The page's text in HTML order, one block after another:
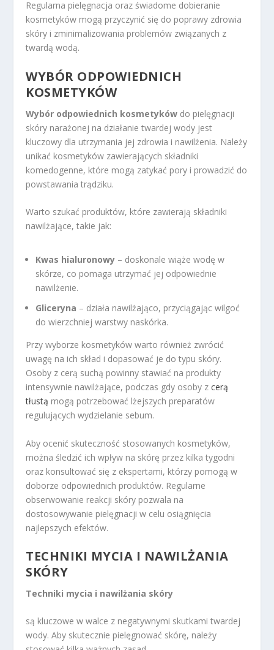
Regularna pielęgnacja oraz świadome dobieranie
kosmetyków mogą przyczynić się do poprawy zdrowia
skóry i zminimalizowania problemów związanych z
twardą wodą.
WYBÓR ODPOWIEDNICH
KOSMETYKÓW
Wybór odpowiednich kosmetyków do pielęgnacji
skóry narażonej na działanie twardej wody jest
kluczowy dla utrzymania jej zdrowia i nawilżenia. Należy
unikać kosmetyków zawierających składniki
komedogenne, które mogą zatykać pory i prowadzić do
powstawania trądziku.
Warto szukać produktów, które zawierają składniki
nawilżające, takie jak:
Kwas hialuronowy – doskonale wiąże wodę w
skórze, co pomaga utrzymać jej odpowiednie
nawilżenie.
Gliceryna – działa nawilżająco, przyciągając wilgoć
do wierzchniej warstwy naskórka.
Przy wyborze kosmetyków warto również zwrócić
uwagę na ich skład i dopasować je do typu skóry.
Osoby z cerą suchą powinny stawiać na produkty
intensywnie nawilżające, podczas gdy osoby zcerą
tłustą mogą potrzebować lżejszych preparatów
regulujących wydzielanie sebum.
Aby ocenić skuteczność stosowanych kosmetyków,
można śledzić ich wpływ na skórę przez kilka tygodni
oraz konsultować się z ekspertami, którzy pomogą w
doborze odpowiednich produktów. Regularne
obserwowanie reakcji skóry pozwala na
dostosowywanie pielęgnacji w celu osiągnięcia
najlepszych efektów.
TECHNIKI MYCIA I NAWILŻANIA
SKÓRY
Techniki mycia i nawilżania skóry
są kluczowe w walce z negatywnymi skutkami twardej
wody. Aby skutecznie pielęgnować skórę, należy